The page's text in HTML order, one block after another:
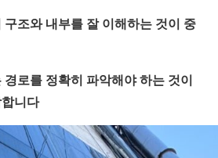
조와 내부를 잘 이해하는 것이 중
로를 정확히 파악해야 하는 것이
니다